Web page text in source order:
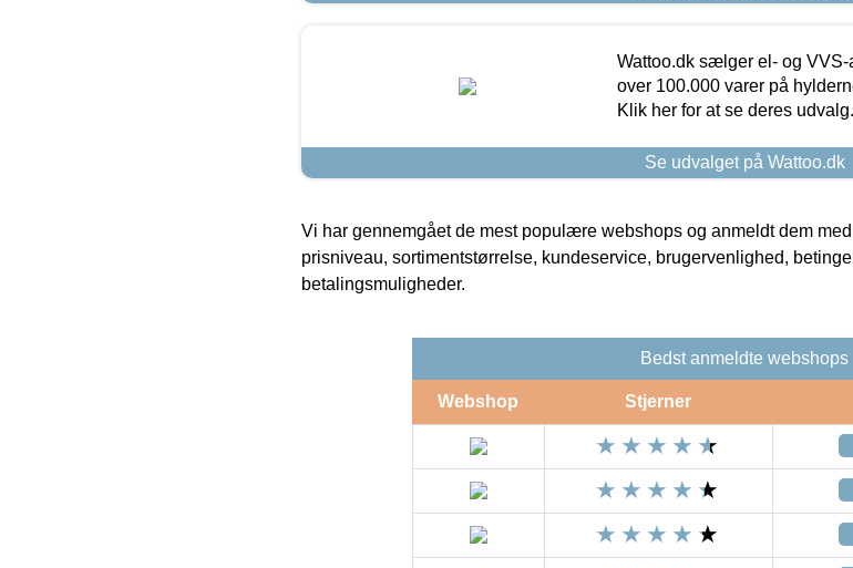
Wattoo.dk sælger el- og VVS-
over 100.000 varer på
Klik her for at se deres udvalg.
Se udvalget på Wattoo.dk
Vi har gennemgået de mest populære webshops og anmeldt dem
prisniveau, sortimentstørrelse, kundeservice, brugervenlighed,
betalingsmuligheder.
Bedst anmeldte webshops
Webshop Stjerner